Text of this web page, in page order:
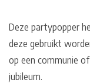
Deze partypopper
deze gebruikt
op een communie
jubileum.